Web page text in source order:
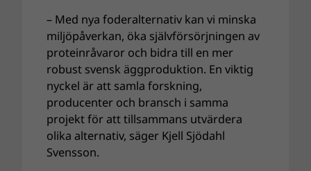
– Med nya foderalternativ kan vi minska
miljöpåverkan, öka självförsörjningen av
proteinråvaror och bidra till en mer
robust svensk äggproduktion. En viktig
nyckel är att samla forskning,
producenter och bransch i samma
projekt för att tillsammans utvärdera
olika alternativ, säger Kjell Sjödahl
Svensson.